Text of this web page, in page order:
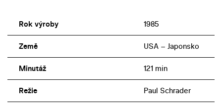
Rok výroby 1985
Země USA – Japonsko
Minutáž 121 min
Režie Paul Schrader